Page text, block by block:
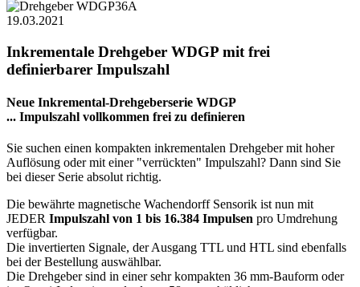
19.03.2021
Inkrementale Drehgeber WDGP mit frei
definierbarer Impulszahl
Neue Inkremental-Drehgeberserie WDGP
... Impulszahl vollkommen frei zu definieren
Sie suchen einen kompakten inkrementalen Drehgeber mit hoher
Auflösung oder mit einer "verrückten" Impulszahl? Dann sind Sie
bei dieser Serie absolut richtig.
Die bewährte magnetische Wachendorff Sensorik ist nun mit
JEDER Impulszahl von 1 bis 16.384 Impulsen pro Umdrehung
verfügbar.
Die invertierten Signale, der Ausgang TTL und HTL sind ebenfalls
bei der Bestellung auswählbar.
Die Drehgeber sind in einer sehr kompakten 36 mm-Bauform oder